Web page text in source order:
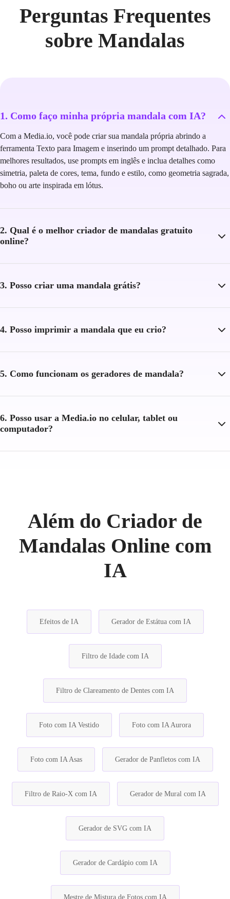
Perguntas Frequentes
sobre Mandalas
1. Como faço minha própria mandala com IA?
Com a Media.io, você pode criar sua mandala própria abrindo a
ferramenta Texto para Imagem e inserindo um prompt detalhado. Para
melhores resultados, use prompts em inglês e inclua detalhes como
simetria, paleta de cores, tema, fundo e estilo, como geometria sagrada,
boho ou arte inspirada em lótus.
2. Qual é o melhor criador de mandalas gratuito
online?
3. Posso criar uma mandala grátis?
4. Posso imprimir a mandala que eu crio?
5. Como funcionam os geradores de mandala?
6. Posso usar a Media.io no celular, tablet ou
computador?
Além do Criador de
Mandalas Online com
IA
Efeitos de IA Gerador de Estátua com IA
Filtro de Idade com IA
Filtro de Clareamento de Dentes com IA
Foto com IA Vestido Foto com IA Aurora
Foto com IA Asas Gerador de Panfletos com IA
Filtro de Raio-X com IA Gerador de Mural com IA
Gerador de SVG com IA
Gerador de Cardápio com IA
Mestre de Mistura de Fotos com IA